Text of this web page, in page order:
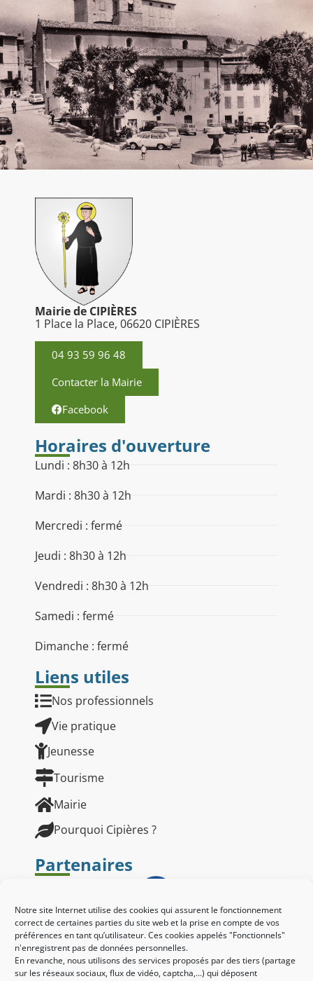
Notre site Internet utilise des cookies qui assurent le fonctionnement
correct de certaines parties du site web et la prise en compte de vos
préférences en tant qu’utilisateur. Ces cookies appelés "Fonctionnels"
n'enregistrent pas de données personnelles.
En revanche, nous utilisons des services proposés par des tiers (partage
sur les réseaux sociaux, flux de vidéo, captcha,...) qui déposent
Mairie de CIPIÈRES
1 Place la Place, 06620 CIPIÈRES
04 93 59 96 48
Contacter la Mairie
Facebook
Horaires d'ouverture
Lundi : 8h30 à 12h
Mardi : 8h30 à 12h
Mercredi : fermé
Jeudi : 8h30 à 12h
Vendredi : 8h30 à 12h
Samedi : fermé
Dimanche : fermé
Liens utiles
Nos professionnels
Vie pratique
Jeunesse
Tourisme
Mairie
Pourquoi Cipières ?
Partenaires